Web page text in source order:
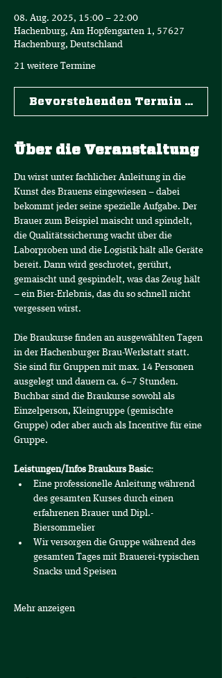
08. Aug. 2025, 15:00 – 22:00
Hachenburg, Am Hopfengarten 1, 57627
Hachenburg, Deutschland
21 weitere Termine
Bevorstehenden Termin
Über die Veranstaltung
Du wirst unter fachlicher Anleitung in die
Kunst des Brauens eingewiesen – dabei
bekommt jeder seine spezielle Aufgabe. Der
Brauer zum Beispiel maischt und spindelt,
die Qualitätssicherung wacht über die
Laborproben und die Logistik hält alle Geräte
bereit. Dann wird geschrotet, gerührt,
gemaischt und gespindelt, was das Zeug hält
– ein Bier-Erlebnis, das du so schnell nicht
vergessen wirst.
Die Braukurse finden an ausgewählten Tagen
in der Hachenburger Brau-Werkstatt statt.
Sie sind für Gruppen mit max. 14 Personen
ausgelegt und dauern ca. 6–7 Stunden.
Buchbar sind die Braukurse sowohl als
Einzelperson, Kleingruppe (gemischte
Gruppe) oder aber auch als Incentive für eine
Gruppe.
Leistungen/Infos Braukurs Basic:
Eine professionelle Anleitung während
des gesamten Kurses durch einen
erfahrenen Brauer und Dipl.-
Biersommelier
Wir versorgen die Gruppe während des
gesamten Tages mit Brauerei-typischen
Snacks und Speisen
Mehr anzeigen